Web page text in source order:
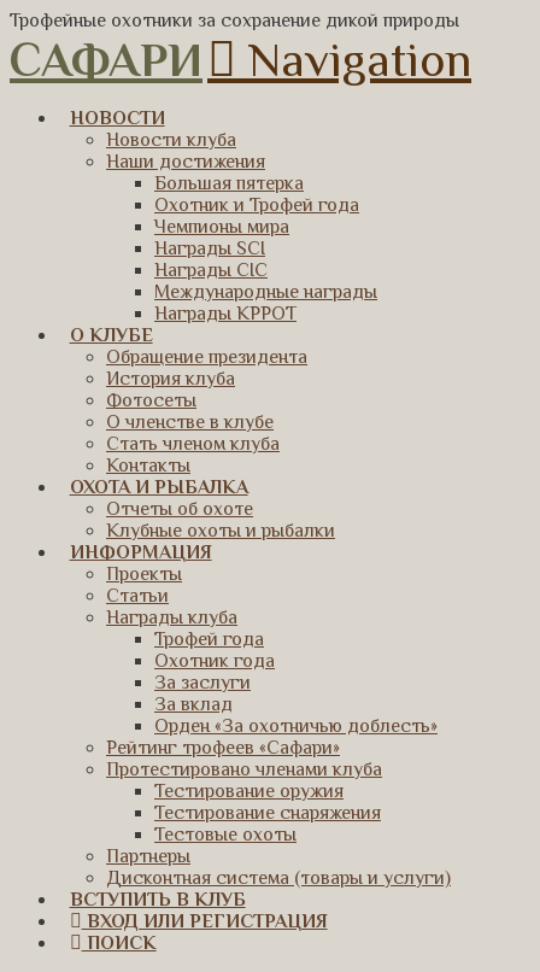
Трофейные охотники за сохранение дикой природы
САФАРИ Navigation
НОВОСТИ
Новости клуба
Наши достижения
Большая пятерка
Охотник и Трофей года
Чемпионы мира
Награды SCI
Награды CIC
Международные награды
Награды КРРОТ
О КЛУБЕ
Обращение президента
История клуба
Фотосеты
О членстве в клубе
Стать членом клуба
Контакты
ОХОТА И РЫБАЛКА
Отчеты об охоте
Клубные охоты и рыбалки
ИНФОРМАЦИЯ
Проекты
Статьи
Награды клуба
Трофей года
Охотник года
За заслуги
За вклад
Орден «За охотничью доблесть»
Рейтинг трофеев «Сафари»
Протестировано членами клуба
Тестирование оружия
Тестирование снаряжения
Тестовые охоты
Партнеры
Дисконтная система (товары и услуги)
ВСТУПИТЬ В КЛУБ
ВХОД ИЛИ РЕГИСТРАЦИЯ
ПОИСК